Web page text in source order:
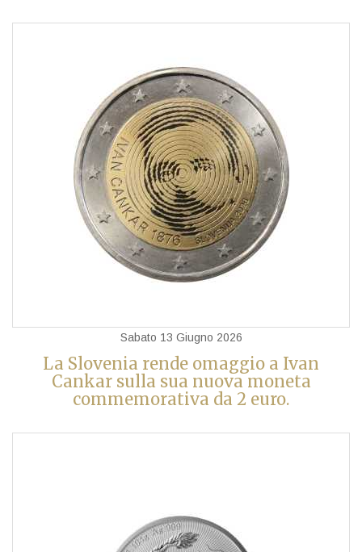
Sabato 13 Giugno 2026
La Slovenia rende omaggio a Ivan
Cankar sulla sua nuova moneta
commemorativa da 2 euro.